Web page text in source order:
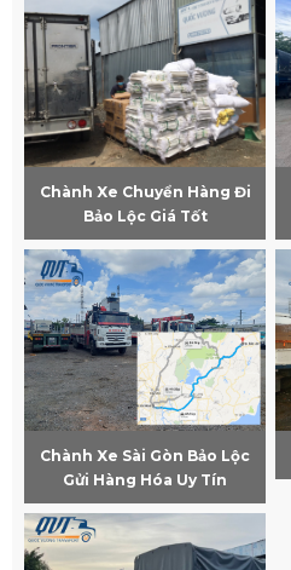
Chành Xe Chuyển Hàng Đi
Bảo Lộc Giá Tốt
Chành Xe Sài Gòn Bảo Lộc
Gửi Hàng Hóa Uy Tín